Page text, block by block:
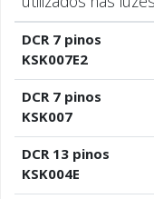
DCR 7 pinos
KSK007E2
DCR 7 pinos
KSK007
DCR 13 pinos
KSK004E